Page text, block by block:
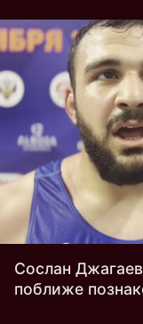
Сослан
поближе